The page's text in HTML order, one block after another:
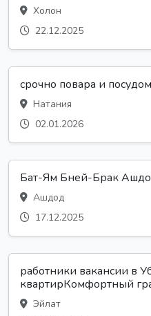
Холон
22.12.2025
срочно повара и
Натания
02.01.2026
Бат-Ям Бней-Брак
Ашдод
17.12.2025
работники вакансии в
квартирКомфортный
Эйлат